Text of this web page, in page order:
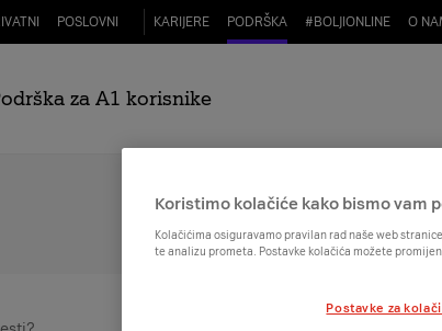
POSLOVNI KARIJERE PODRŠKA # BOLJIONLINE O
za A1 korisnike
Koje modele uređaja mogu
Gotovo sve, preko 4500 modela uređaja.
Koristimo kolačiće kako bismo vam
Kolačićima osiguravamo pravilan rad naše web
te analizu prometa. Postavke kolačića možete
Postavke za